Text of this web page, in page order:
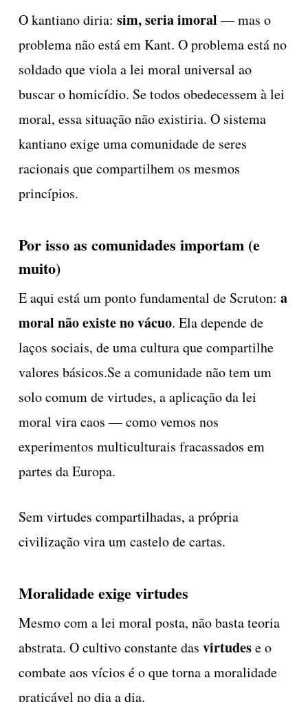
O kantiano diria: sim, seria imoral — mas o
problema não está em Kant. O problema está no
soldado que viola a lei moral universal ao
buscar o homicídio. Se todos obedecessem à lei
moral, essa situação não existiria. O sistema
kantiano exige uma comunidade de seres
racionais que compartilhem os mesmos
princípios.
Por isso as comunidades importam (e
muito)
E aqui está um ponto fundamental de Scruton: a
moral não existe no vácuo. Ela depende de
laços sociais, de uma cultura que compartilhe
valores básicos.Se a comunidade não tem um
solo comum de virtudes, a aplicação da lei
moral vira caos — como vemos nos
experimentos multiculturais fracassados em
partes da Europa.
Sem virtudes compartilhadas, a própria
civilização vira um castelo de cartas.
Moralidade exige virtudes
Mesmo com a lei moral posta, não basta teoria
abstrata. O cultivo constante das virtudese o
combate aos vícios é o que torna a moralidade
praticável no dia a dia.